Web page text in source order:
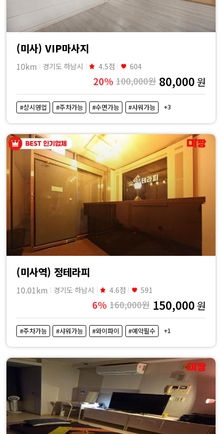
(미사) VIP마사지
10km 경기도 하남시 4.5점 604
20% 100,000원 80,000 원
#상시영업 #주차가능 #수면가능 #샤워가능 +3
(미사역) 정테라피
10.01km 경기도 하남시 4.6점 591
6% 160,000원 150,000 원
#주차가능 #샤워가능 #와이파이 #예약필수 +1